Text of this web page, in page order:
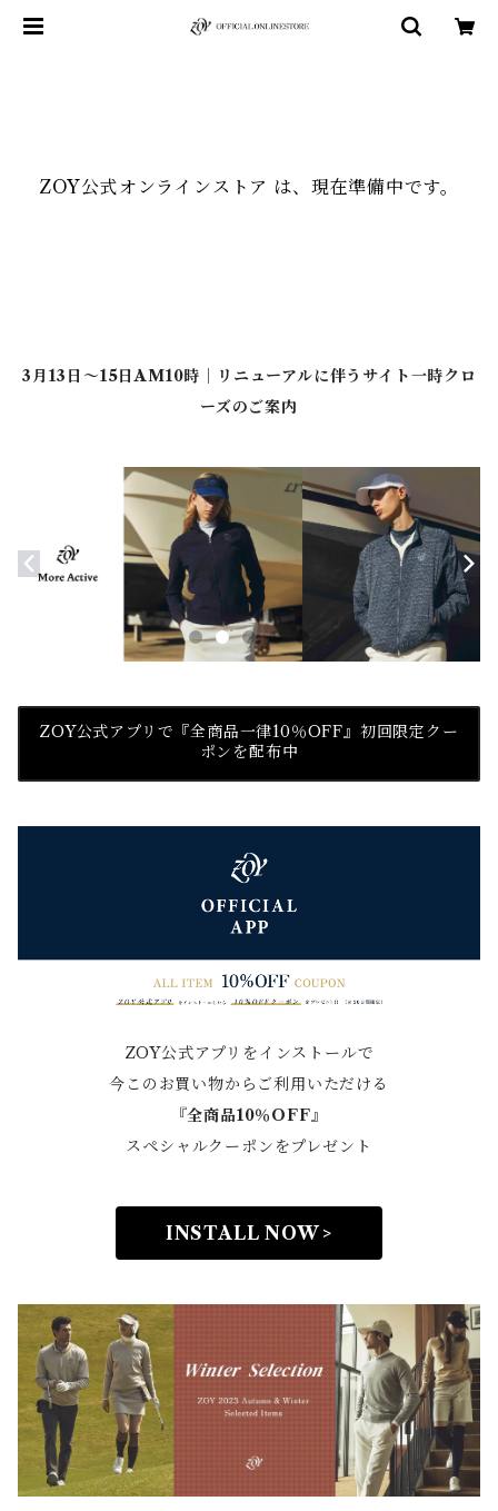
ZOY公式オンラインストア は、現在準備中です。
3月13日～15日AM10時｜リニューアルに伴うサイト一時クロ
ーズのご案内
ZOY公式アプリで『全商品一律10％OFF』初回限定クー
ポンを配布中
ZOY公式アプリをインストールで
今このお買い物からご利用いただける
『全商品10％OFF』
スペシャルクーポンをプレゼント
INSTALL NOW >